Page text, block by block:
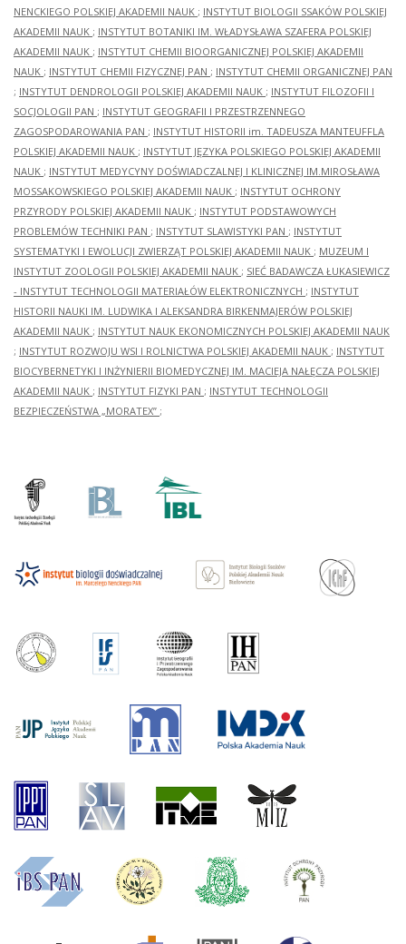
NENCKIEGO POLSKIEJ AKADEMII NAUK ; INSTYTUT BIOLOGII SSAKÓW POLSKIEJ
AKADEMII NAUK ; INSTYTUT BOTANIKI IM. WŁADYSŁAWA SZAFERA POLSKIEJ
AKADEMII NAUK ; INSTYTUT CHEMII BIOORGANICZNEJ POLSKIEJ AKADEMII
NAUK ; INSTYTUT CHEMII FIZYCZNEJ PAN ; INSTYTUT CHEMII ORGANICZNEJ PAN
; INSTYTUT DENDROLOGII POLSKIEJ AKADEMII NAUK ; INSTYTUT FILOZOFII I
SOCJOLOGII PAN ; INSTYTUT GEOGRAFII I PRZESTRZENNEGO
ZAGOSPODAROWANIA PAN ; INSTYTUT HISTORII im. TADEUSZA MANTEUFFLA
POLSKIEJ AKADEMII NAUK ; INSTYTUT JĘZYKA POLSKIEGO POLSKIEJ AKADEMII
NAUK ; INSTYTUT MEDYCYNY DOŚWIADCZALNEJ I KLINICZNEJ IM.MIROSŁAWA
MOSSAKOWSKIEGO POLSKIEJ AKADEMII NAUK ; INSTYTUT OCHRONY
PRZYRODY POLSKIEJ AKADEMII NAUK ; INSTYTUT PODSTAWOWYCH
PROBLEMÓW TECHNIKI PAN ; INSTYTUT SLAWISTYKI PAN ; INSTYTUT
SYSTEMATYKI I EWOLUCJI ZWIERZĄT POLSKIEJ AKADEMII NAUK ; MUZEUM I
INSTYTUT ZOOLOGII POLSKIEJ AKADEMII NAUK ; SIEĆ BADAWCZA ŁUKASIEWICZ
- INSTYTUT TECHNOLOGII MATERIAŁÓW ELEKTRONICZNYCH ; INSTYTUT
HISTORII NAUKI IM. LUDWIKA I ALEKSANDRA BIRKENMAJERÓW POLSKIEJ
AKADEMII NAUK ; INSTYTUT NAUK EKONOMICZNYCH POLSKIEJ AKADEMII NAUK
; INSTYTUT ROZWOJU WSI I ROLNICTWA POLSKIEJ AKADEMII NAUK ; INSTYTUT
BIOCYBERNETYKI I INŻYNIERII BIOMEDYCZNEJ IM. MACIEJA NAŁĘCZA POLSKIEJ
AKADEMII NAUK ; INSTYTUT FIZYKI PAN ; INSTYTUT TECHNOLOGII
BEZPIECZEŃSTWA „MORATEX” ;